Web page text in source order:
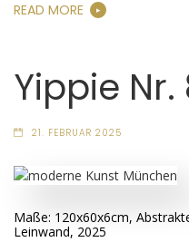
READ MORE
Yippie Nr.
21. FEBRUAR 2025
Maße: 120x60x6cm,
Leinwand, 2025